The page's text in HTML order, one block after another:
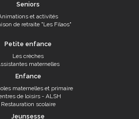
Seniors
et activités
de retraite "Les Filaos"
Petite enfance
Les crèches
maternelles
Enfance
maternelles et primaire
de loisirs - ALSH
Restauration scolaire
Jeunsesse